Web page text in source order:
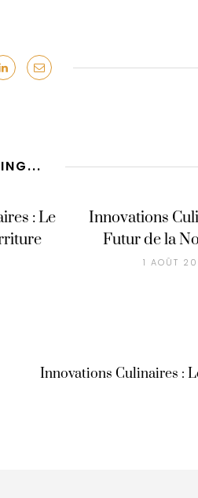
: Le
Innovations
Futur de la
1 AOÛT
Innovations Culinaires :